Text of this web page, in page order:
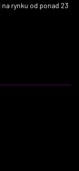
na rynku od ponad 23